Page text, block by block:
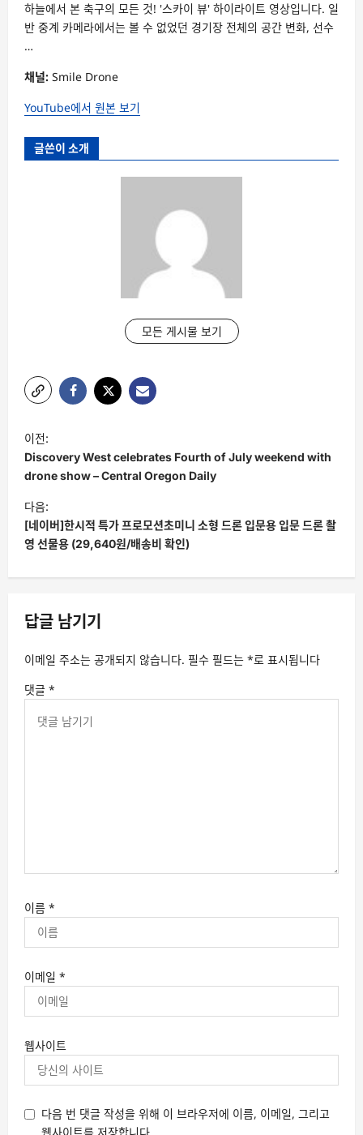
하늘에서 본 축구의 모든 것! '스카이 뷰' 하이라이트 영상입니다. 일
반 중계 카메라에서는 볼 수 없었던 경기장 전체의 공간 변화, 선수
…
채널: Smile Drone
YouTube에서 원본 보기
글쓴이 소개
모든 게시물 보기
글
탐
색
이전:
Discovery West celebrates Fourth of July weekend with
drone show – Central Oregon Daily
다음:
[네이버]한시적 특가 프로모션초미니 소형 드론 입문용 입문 드론 촬
영 선물용 (29,640원/배송비 확인)
답글 남기기
이메일 주소는 공개되지 않습니다. 필수 필드는 *로 표시됩니다
댓글 *
이름 *
이메일 *
웹사이트
다음 번 댓글 작성을 위해 이 브라우저에 이름, 이메일, 그리고
웹사이트를 저장합니다.